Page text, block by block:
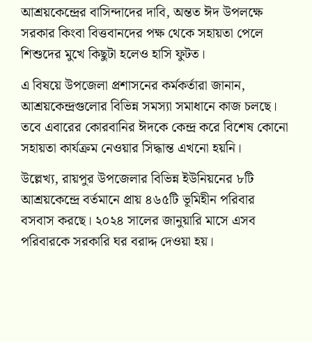
আশ্রয়কেন্দ্রের বাসিন্দাদের দাবি, অন্তত ঈদ উপলক্ষে
সরকার কিংবা বিত্তবানদের পক্ষ থেকে সহায়তা পেলে
শিশুদের মুখে কিছুটা হলেও হাসি ফুটত।
এ বিষয়ে উপজেলা প্রশাসনের কর্মকর্তারা জানান,
আশ্রয়কেন্দ্রগুলোর বিভিন্ন সমস্যা সমাধানে কাজ চলছে।
তবে এবারের কোরবানির ঈদকে কেন্দ্র করে বিশেষ কোনো
সহায়তা কার্যক্রম নেওয়ার সিদ্ধান্ত এখনো হয়নি।
উল্লেখ্য, রায়পুর উপজেলার বিভিন্ন ইউনিয়নের ৮টি
আশ্রয়কেন্দ্রে বর্তমানে প্রায় ৪৬৫টি ভূমিহীন পরিবার
বসবাস করছে। ২০২৪ সালের জানুয়ারি মাসে এসব
পরিবারকে সরকারি ঘর বরাদ্দ দেওয়া হয়।